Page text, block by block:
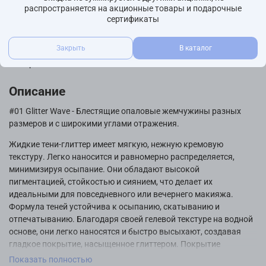
Характеристики
Peripera
Страна производства
Описание
#01 Glitter Wave - Блестящие опаловые жемчужины разных
размеров и с широкими углами отражения.
Жидкие тени-глиттер имеет мягкую, нежную кремовую
текстуру. Легко наносится и равномерно распределяется,
минимизируя осыпание. Они обладают высокой
пигментацией, стойкостью и сиянием, что делает их
идеальными для повседневного или вечернего макияжа.
Формула теней устойчива к осыпанию, скатыванию и
отпечатыванию. Благодаря своей гелевой текстуре на водной
основе, они легко наносятся и быстро высыхают, создавая
гладкое покрытие, насыщенное глиттером. Покрытие
невесомое, не ощущается на коже.
Показать полностью
распространяется на акционные товары и подарочные
сертификаты
Закрыть В каталог